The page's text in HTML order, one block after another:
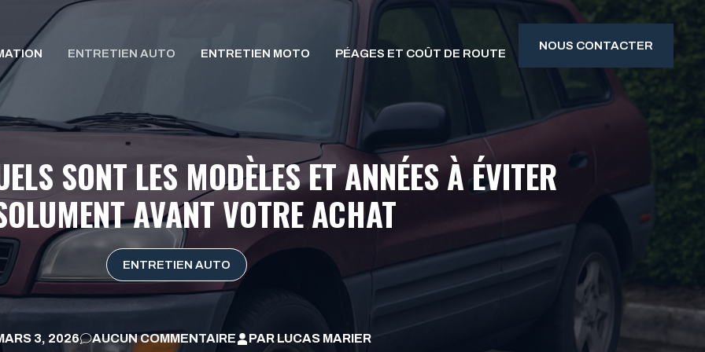
ENTRETIEN AUTO ENTRETIEN MOTO PÉAGES ET COÛT DE ROUTE
NOUS CONTACTER
SONT LES MODÈLES ET ANNÉES À ÉVITER
AVANT VOTRE ACHAT
ENTRETIEN AUTO
3, 2026 AUCUN COMMENTAIRE PARLUCAS MARIER